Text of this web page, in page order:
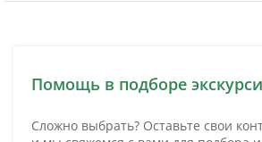
Помощь в подборе
Сложно выбрать? Оставьте свои